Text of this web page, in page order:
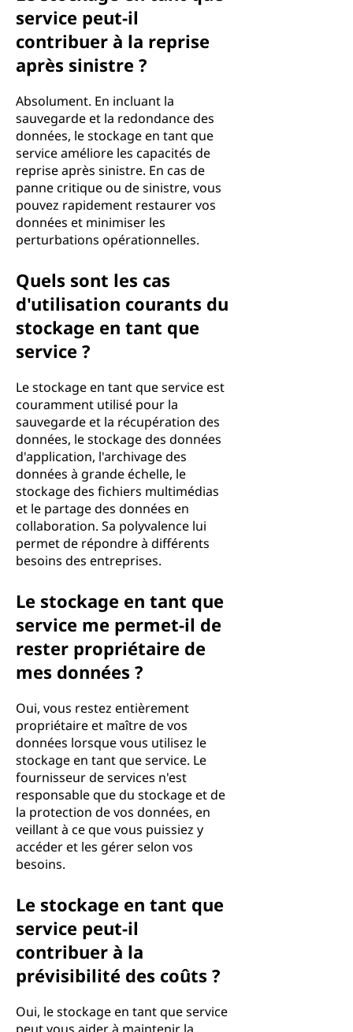
service peut-il
contribuer à la reprise
après sinistre ?
Absolument. En incluant la
sauvegarde et la redondance des
données, le stockage en tant que
service améliore les capacités de
reprise après sinistre. En cas de
panne critique ou de sinistre, vous
pouvez rapidement restaurer vos
données et minimiser les
perturbations opérationnelles.
Quels sont les cas
d'utilisation courants du
stockage en tant que
service ?
Le stockage en tant que service est
couramment utilisé pour la
sauvegarde et la récupération des
données, le stockage des données
d'application, l'archivage des
données à grande échelle, le
stockage des fichiers multimédias
et le partage des données en
collaboration. Sa polyvalence lui
permet de répondre à différents
besoins des entreprises.
Le stockage en tant que
service me permet-il de
rester propriétaire de
mes données ?
Oui, vous restez entièrement
propriétaire et maître de vos
données lorsque vous utilisez le
stockage en tant que service. Le
fournisseur de services n'est
responsable que du stockage et de
la protection de vos données, en
veillant à ce que vous puissiez y
accéder et les gérer selon vos
besoins.
Le stockage en tant que
service peut-il
contribuer à la
prévisibilité des coûts ?
Oui, le stockage en tant que service